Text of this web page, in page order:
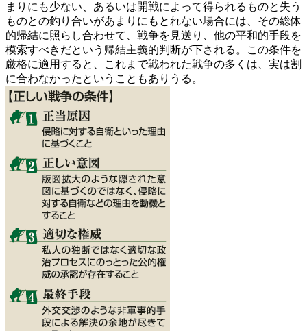
まりにも少ない、あるいは開戦によって得られるものと失う
ものとの釣り合いがあまりにもとれない場合には、その総体
的帰結に照らし合わせて、戦争を見送り、他の平和的手段を
模索すべきだという帰結主義的判断が下される。この条件を
厳格に適用すると、これまで戦われた戦争の多くは、実は割
に合わなかったということもありうる。